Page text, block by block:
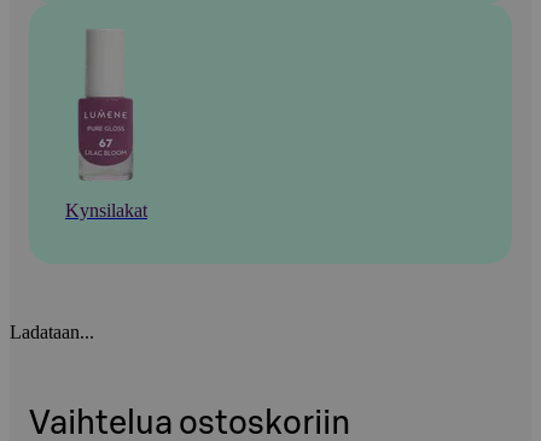
Kynsilakat
Ladataan...
Vaihtelua ostoskoriin